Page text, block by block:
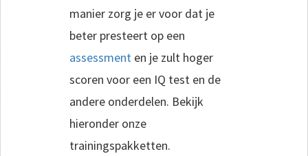
manier zorg je er voor dat je
beter presteert op een
assessment en je zult hoger
scoren voor een IQ test en de
andere onderdelen. Bekijk
hieronder onze
trainingspakketten.